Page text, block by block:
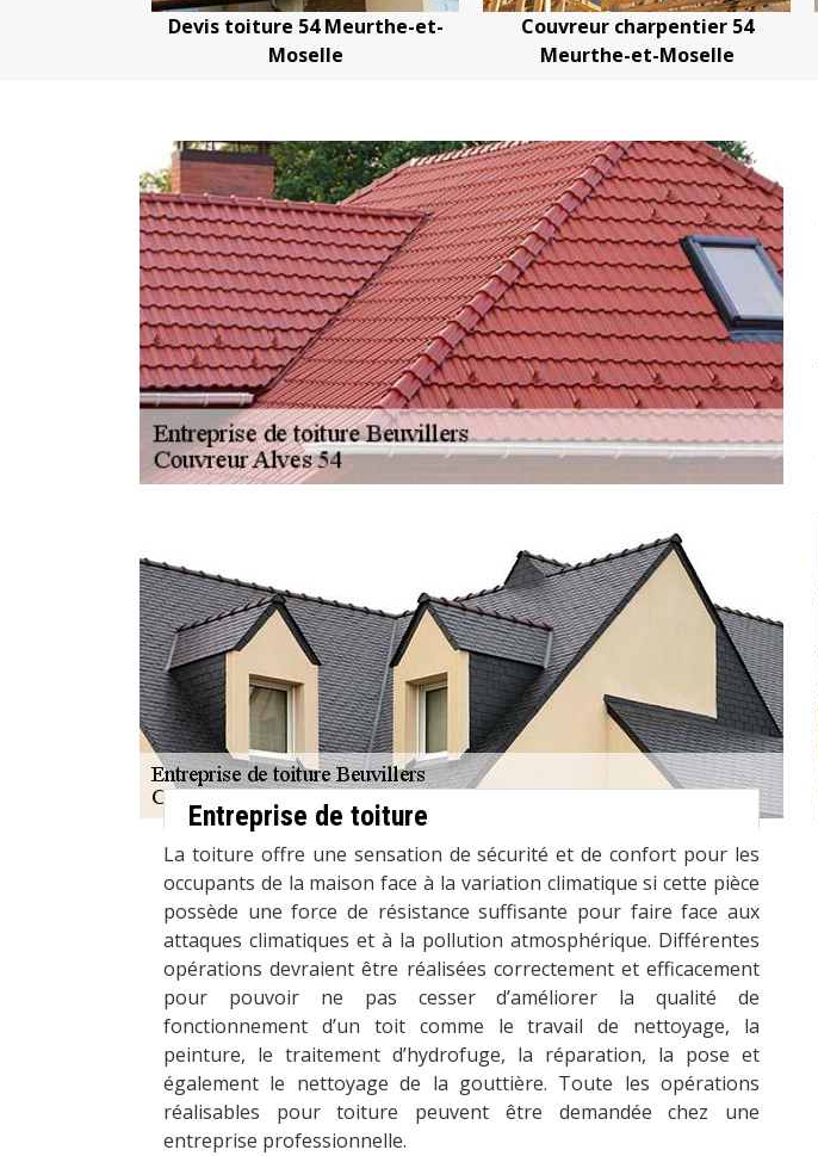
Devis toiture 54 Meurthe-et-
Moselle
Couvreur charpentier 54
Meurthe-et-Moselle
Entreprise de toiture
La toiture offre une sensation de sécurité et de confort pour les
occupants de la maison face à la variation climatique si cette pièce
possède une force de résistance suffisante pour faire face aux
attaques climatiques et à la pollution atmosphérique. Différentes
opérations devraient être réalisées correctement et efficacement
pour pouvoir ne pas cesser d’améliorer la qualité de
fonctionnement d’un toit comme le travail de nettoyage, la
peinture, le traitement d’hydrofuge, la réparation, la pose et
également le nettoyage de la gouttière. Toute les opérations
réalisables pour toiture peuvent être demandée chez une
entreprise professionnelle.